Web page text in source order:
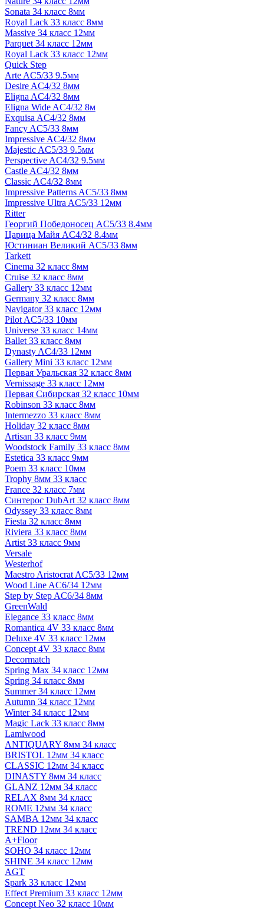
Sonata 34 класс 8мм
Royal Lack 33 класс 8мм
Massive 34 класс 12мм
Parquet 34 класс 12мм
Royal Lack 33 класс 12мм
Quick Step
Arte AC5/33 9.5мм
Desire AC4/32 8мм
Eligna AC4/32 8мм
Eligna Wide AC4/32 8м
Exquisa AC4/32 8мм
Fancy AC5/33 8мм
Impressive AC4/32 8мм
Majestic AC5/33 9.5мм
Perspective AC4/32 9.5мм
Castle AC4/32 8мм
Classic AC4/32 8мм
Impressive Patterns AC5/33 8мм
Impressive Ultra AC5/33 12мм
Ritter
Георгий Победоносец AC5/33 8.4мм
Царица Майя AC4/32 8.4мм
Юстиниан Великий AC5/33 8мм
Tarkett
Cinema 32 класс 8мм
Cruise 32 класс 8мм
Gallery 33 класс 12мм
Germany 32 класс 8мм
Navigator 33 класс 12мм
Pilot AC5/33 10мм
Universe 33 класс 14мм
Ballet 33 класс 8мм
Dynasty AC4/33 12мм
Gallery Mini 33 класс 12мм
Первая Уральская 32 класс 8мм
Vernissage 33 класс 12мм
Первая Сибирская 32 класс 10мм
Robinson 33 класс 8мм
Intermezzo 33 класс 8мм
Holiday 32 класс 8мм
Artisan 33 класс 9мм
Woodstock Family 33 класс 8мм
Estetica 33 класс 9мм
Poem 33 класс 10мм
Trophy 8мм 33 класс
France 32 класс 7мм
Синтерос DubArt 32 класс 8мм
Odyssey 33 класс 8мм
Fiesta 32 класс 8мм
Riviera 33 класс 8мм
Artist 33 класс 9мм
Versale
Westerhof
Maestro Aristocrat AC5/33 12мм
Wood Line AC6/34 12мм
Step by Step AC6/34 8мм
GreenWald
Elegance 33 класс 8мм
Romantica 4V 33 класс 8мм
Deluxe 4V 33 класс 12мм
Concept 4V 33 класс 8мм
Decormatch
Spring Max 34 класс 12мм
Spring 34 класс 8мм
Summer 34 класс 12мм
Autumn 34 класс 12мм
Winter 34 класс 12мм
Magic Lack 33 класс 8мм
Lamiwood
ANTIQUARY 8мм 34 класс
BRISTOL 12мм 34 класс
CLASSIC 12мм 34 класс
DINASTY 8мм 34 класс
GLANZ 12мм 34 класс
RELAX 8мм 34 класс
ROME 12мм 34 класс
SAMBA 12мм 34 класс
TREND 12мм 34 класс
A+Floor
SOHO 34 класс 12мм
SHINE 34 класс 12мм
AGT
Spark 33 класс 12мм
Effect Premium 33 класс 12мм
Concept Neo 32 класс 10мм